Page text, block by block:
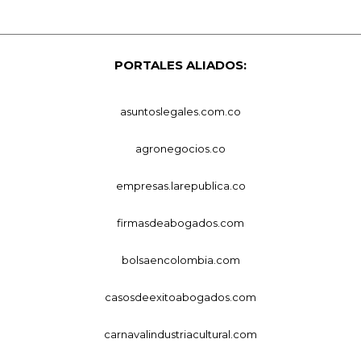
PORTALES ALIADOS:
asuntoslegales.com.co
agronegocios.co
empresas.larepublica.co
firmasdeabogados.com
bolsaencolombia.com
casosdeexitoabogados.com
carnavalindustriacultural.com